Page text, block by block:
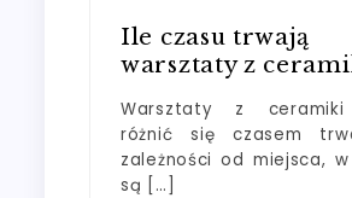
Ile czasu trwają
warsztaty z
Warsztaty z
różnić się czasem
zależności od miejsca,
są […]